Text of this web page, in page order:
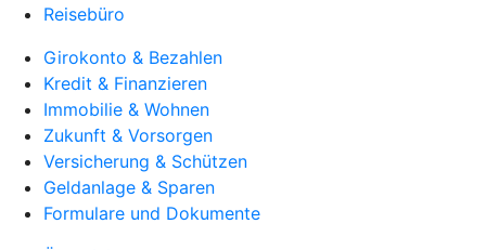
Reisebüro
Girokonto & Bezahlen
Kredit & Finanzieren
Immobilie & Wohnen
Zukunft & Vorsorgen
Versicherung & Schützen
Geldanlage & Sparen
Formulare und Dokumente